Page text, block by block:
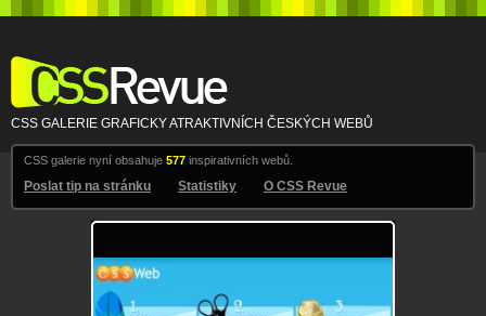
CSS Revue
CSS GALERIE GRAFICKY ATRAKTIVNÍCH ČESKÝCH WEBŮ
CSS galerie nyní obsahuje 577 inspirativních webů.
Poslat tip na stránku Statistiky O CSS Revue